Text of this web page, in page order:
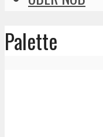
Palette